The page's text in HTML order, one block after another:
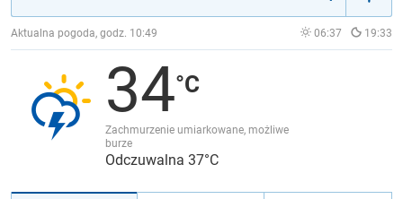
JAKOŚĆ POWIETRZA
Aktualna pogoda, godz. 10:49 06:37 19:33
34
Zachmurzenie umiarkowane, możliwe
burze
Odczuwalna 37°C